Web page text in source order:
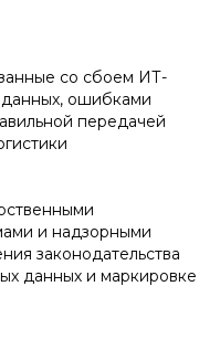
со сбоем ИТ-
ошибками
передачей
и надзорными
законодательства
данных и маркировке